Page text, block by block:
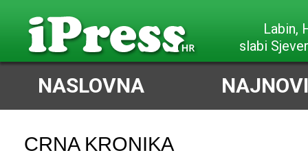
Labin,
slabi
NASLOVNA
CRNA KRONIKA